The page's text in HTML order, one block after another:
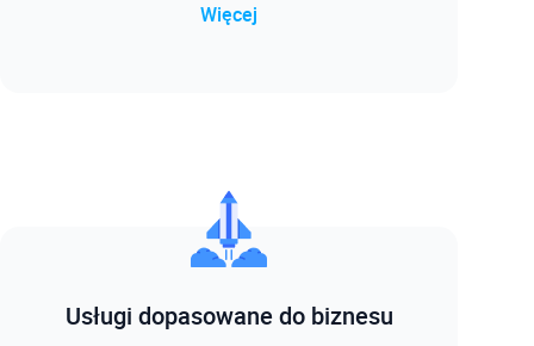
Więcej
Usługi dopasowane do biznesu